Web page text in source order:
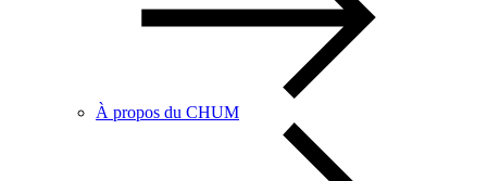
À propos du CHUM